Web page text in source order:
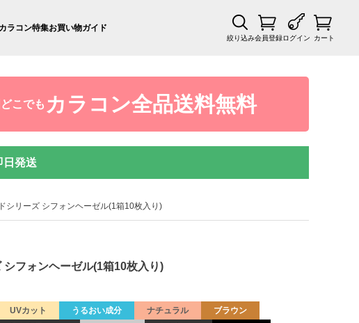
ラコン特集お買い物ガイド
絞り込み会員登録ログイン カート
こでも カラコン全品送料無料
日発送
シリーズ シフォンヘーゼル(1箱10枚入り)
フォンヘーゼル(1箱10枚入り)
UVカット うるおい成分 ナチュラル
ブラウン